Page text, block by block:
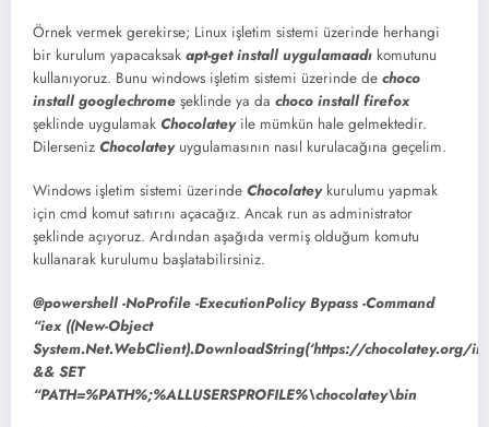
Örnek vermek gerekirse; Linux işletim sistemi üzerinde herhangi
bir kurulum yapacaksak apt-get install uygulamaadı komutunu
kullanıyoruz. Bunu windows işletim sistemi üzerinde de choco
install googlechrome şeklinde ya da choco install firefox
şeklinde uygulamak Chocolateyile mümkün hale gelmektedir.
Dilerseniz Chocolateyuygulamasının nasıl kurulacağına geçelim.
Windows işletim sistemi üzerinde Chocolateykurulumu yapmak
için cmd komut satırını açacağız. Ancak run as administrator
şeklinde açıyoruz. Ardından aşağıda vermiş olduğum komutu
kullanarak kurulumu başlatabilirsiniz.
@powershell -NoProfile -ExecutionPolicy Bypass -Command
“iex ((New-Object
System.Net.WebClient).DownloadString(‘https://chocolatey.org/
&& SET
“PATH=%PATH%;%ALLUSERSPROFILE%\chocolatey\bin